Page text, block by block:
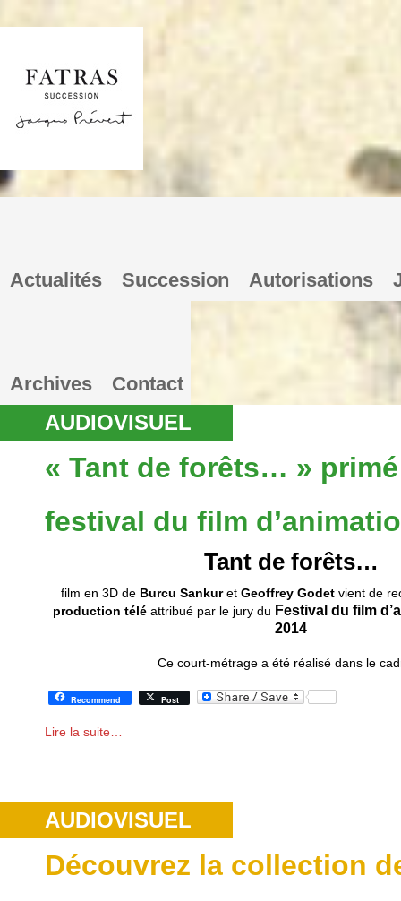
Actualités Succession Autorisations
Archives Contact
AUDIOVISUEL
« Tant de forêts… »
festival du film
Tant de forêts…
film en 3D de Burcu Sankuret Geoffrey Godet vient de
production télé attribué par le jury du Festival du film
2014
Ce court-métrage a été réalisé dans le
Recommend Post
Lire la suite…
AUDIOVISUEL
Découvrez la collection